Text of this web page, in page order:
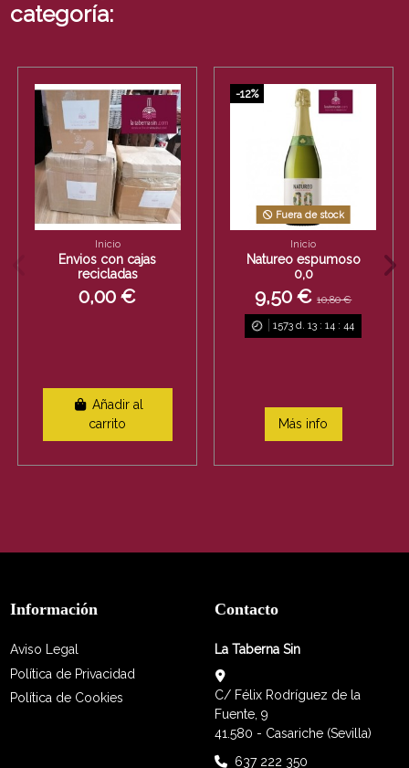
categoría:
Inicio
Envios con cajas
recicladas
0,00 €
Añadir al
carrito
-12%
Fuera de stock
Inicio
Natureo espumoso
0,0
9,50 €10,80 €
1573 d. 13 :14 :43
Más info
Información
Aviso Legal
Política de Privacidad
Política de Cookies
Contacto
La Taberna Sin
C/ Félix Rodríguez de la
Fuente, 9
41.580 - Casariche (Sevilla)
637 222 350